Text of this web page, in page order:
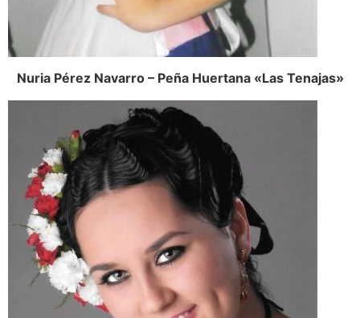
Nuria Pérez Navarro – Peña Huertana «Las Tenajas»